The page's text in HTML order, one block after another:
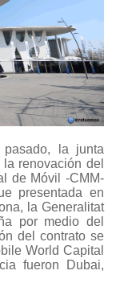
la junta
renovación del
de Móvil -CMM-
presentada en
la Generalitat
por medio del
del contrato se
World Capital
fueron Dubai,